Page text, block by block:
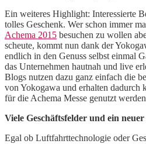
Ein weiteres Highlight: Interessierte
tolles Geschenk. Wer schon immer
Achema 2015 besuchen zu wollen
scheute, kommt nun dank der
endlich in den Genuss selbst einmal
das Unternehmen hautnah und live
Blogs nutzen dazu ganz einfach die
von Yokogawa und erhalten dadurch
für die Achema Messe genutzt
Viele Geschäftsfelder und ein
Egal ob Luftfahrttechnologie oder